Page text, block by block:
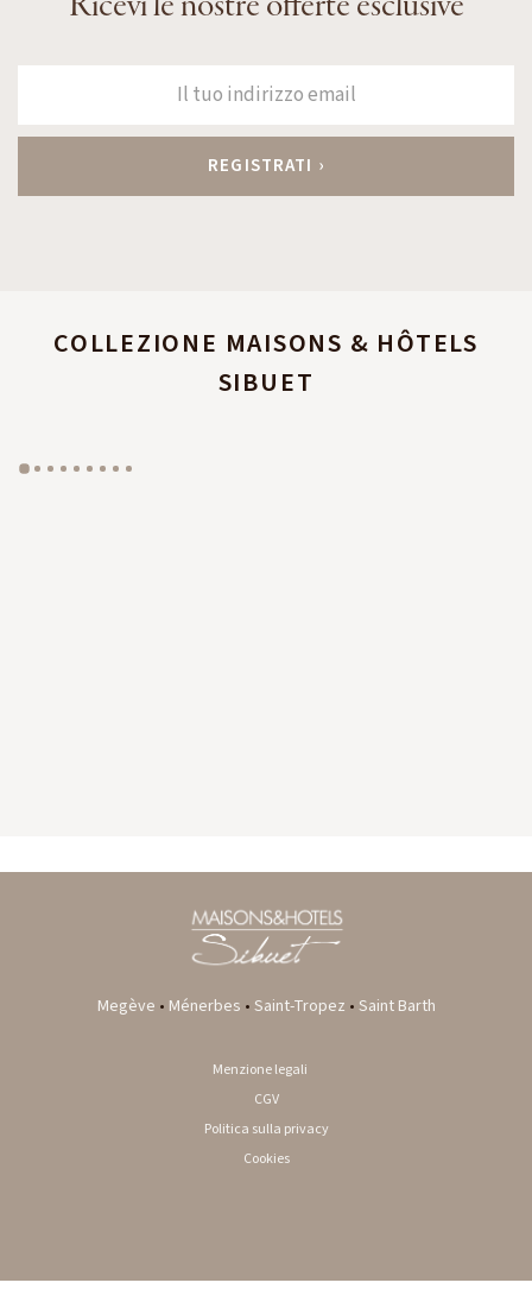
COLLEZIONE MAISONS & HÔTELS
SIBUET
Megève • Ménerbes • Saint-Tropez • Saint Barth
Menzione legali
CGV
Politica sulla privacy
Cookies